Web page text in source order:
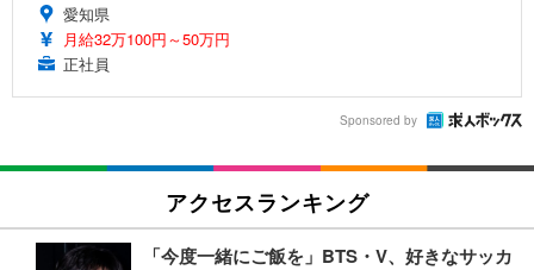
愛知県
月給32万100円～50万円
正社員
Sponsored by
アクセスランキング
「今度一緒にご飯を」BTS・V、好きなサッカ